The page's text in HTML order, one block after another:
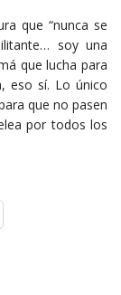
que “nunca se
soy una
que lucha para
eso sí. Lo único
que no pasen
por todos los